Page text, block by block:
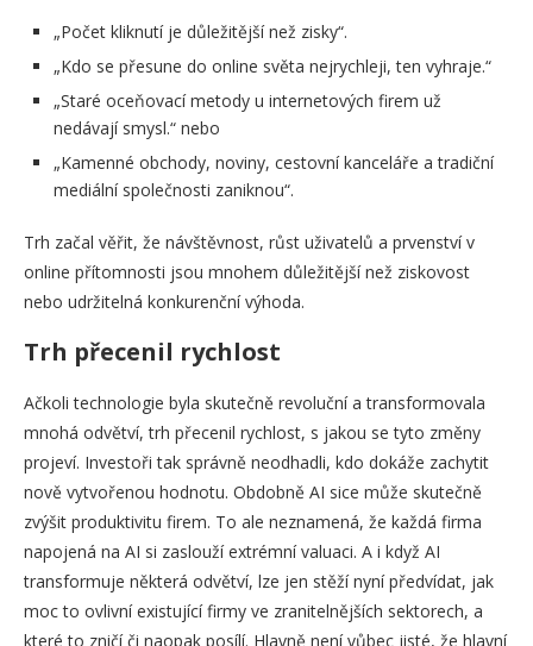
„Počet kliknutí je důležitější než zisky“.
„Kdo se přesune do online světa nejrychleji, ten vyhraje.“
„Staré oceňovací metody u internetových firem už
nedávají smysl.“ nebo
„Kamenné obchody, noviny, cestovní kanceláře a tradiční
mediální společnosti zaniknou“.
Trh začal věřit, že návštěvnost, růst uživatelů a prvenství v
online přítomnosti jsou mnohem důležitější než ziskovost
nebo udržitelná konkurenční výhoda.
Trh přecenil rychlost
Ačkoli technologie byla skutečně revoluční a transformovala
mnohá odvětví, trh přecenil rychlost, s jakou se tyto změny
projeví. Investoři tak správně neodhadli, kdo dokáže zachytit
nově vytvořenou hodnotu. Obdobně AI sice může skutečně
zvýšit produktivitu firem. To ale neznamená, že každá firma
napojená na AI si zaslouží extrémní valuaci. A i když AI
transformuje některá odvětví, lze jen stěží nyní předvídat, jak
moc to ovlivní existující firmy ve zranitelnějších sektorech, a
které to zničí či naopak posílí. Hlavně není vůbec jisté, že hlavní